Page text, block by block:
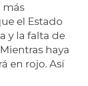
más
el Estado
y la falta de
haya
en rojo. Así